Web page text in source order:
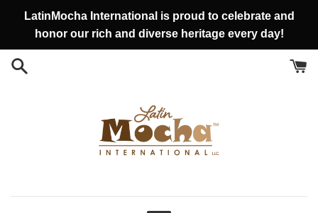
contenuti
LatinMocha International is proud to celebrate and
honor our rich and diverse heritage every day!